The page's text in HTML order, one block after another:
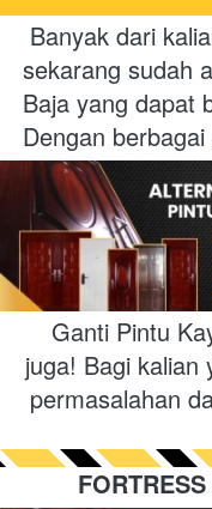
Banyak dari
sekarang sudah
Baja yang dapat
Dengan
Ganti Pintu
juga! Bagi kalian
permasalahan